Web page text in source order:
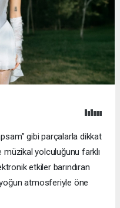
gibi parçalarla dikkat
müzikal yolculuğunu farklı
etkiler barındıran
atmosferiyle öne